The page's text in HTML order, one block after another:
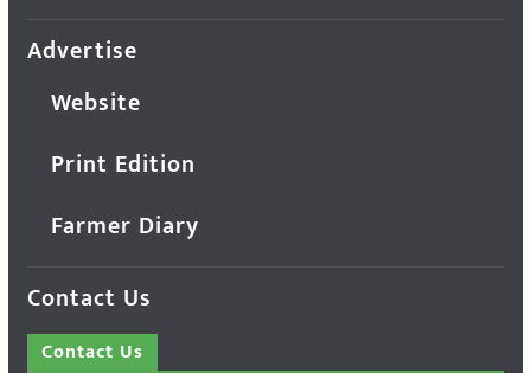
Advertise
Website
Print Edition
Farmer Diary
Contact Us
Contact Us